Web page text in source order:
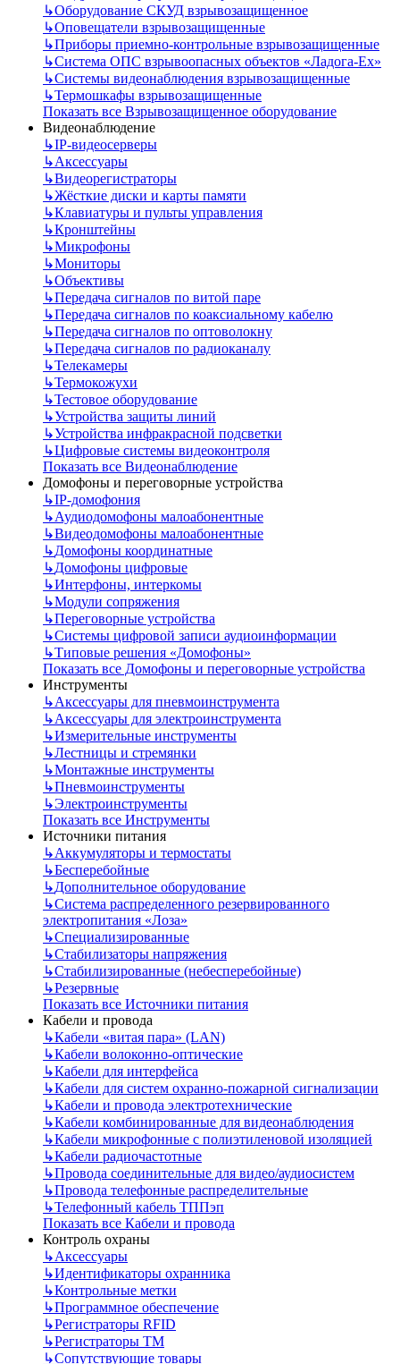
↳Оборудование СКУД взрывозащищенное
↳Оповещатели взрывозащищенные
↳Приборы приемно-контрольные взрывозащищенные
↳Система ОПС взрывоопасных объектов «Ладога-Ex»
↳Системы видеонаблюдения взрывозащищенные
↳Термошкафы взрывозащищенные
Показать все Взрывозащищенное оборудование
Видеонаблюдение
↳IP-видеосерверы
↳Аксессуары
↳Видеорегистраторы
↳Жёсткие диски и карты памяти
↳Клавиатуры и пульты управления
↳Кронштейны
↳Микрофоны
↳Мониторы
↳Объективы
↳Передача сигналов по витой паре
↳Передача сигналов по коаксиальному кабелю
↳Передача сигналов по оптоволокну
↳Передача сигналов по радиоканалу
↳Телекамеры
↳Термокожухи
↳Тестовое оборудование
↳Устройства защиты линий
↳Устройства инфракрасной подсветки
↳Цифровые системы видеоконтроля
Показать все Видеонаблюдение
Домофоны и переговорные устройства
↳IP-домофония
↳Аудиодомофоны малоабонентные
↳Видеодомофоны малоабонентные
↳Домофоны координатные
↳Домофоны цифровые
↳Интерфоны, интеркомы
↳Модули сопряжения
↳Переговорные устройства
↳Системы цифровой записи аудиоинформации
↳Типовые решения «Домофоны»
Показать все Домофоны и переговорные устройства
Инструменты
↳Аксессуары для пневмоинструмента
↳Аксессуары для электроинструмента
↳Измерительные инструменты
↳Лестницы и стремянки
↳Монтажные инструменты
↳Пневмоинструменты
↳Электроинструменты
Показать все Инструменты
Источники питания
↳Аккумуляторы и термостаты
↳Бесперебойные
↳Дополнительное оборудование
↳Система распределенного резервированного
электропитания «Лоза»
↳Специализированные
↳Стабилизаторы напряжения
↳Стабилизированные (небесперебойные)
↳Резервные
Показать все Источники питания
Кабели и провода
↳Кабели «витая пара» (LAN)
↳Кабели волоконно-оптические
↳Кабели для интерфейса
↳Кабели для систем охранно-пожарной сигнализации
↳Кабели и провода электротехнические
↳Кабели комбинированные для видеонаблюдения
↳Кабели микрофонные с полиэтиленовой изоляцией
↳Кабели радиочастотные
↳Провода соединительные для видео/аудиосистем
↳Провода телефонные распределительные
↳Телефонный кабель ТППэп
Показать все Кабели и провода
Контроль охраны
↳Аксессуары
↳Идентификаторы охранника
↳Контрольные метки
↳Программное обеспечение
↳Регистраторы RFID
↳Регистраторы ТМ
↳Сопутствующие товары